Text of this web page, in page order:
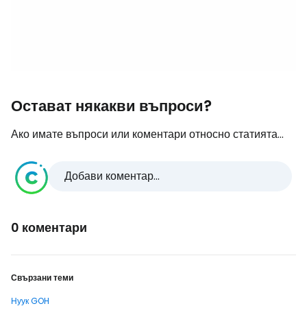
Остават някакви въпроси?
Ако имате въпроси или коментари относно статията...
Добави коментар...
0 коментари
Свързани теми
Нуук GOH